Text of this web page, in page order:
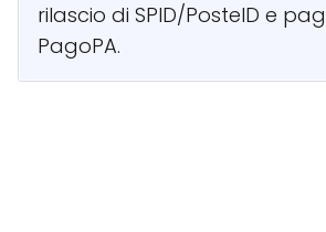
rilascio di SPID/PosteID e
PagoPA.